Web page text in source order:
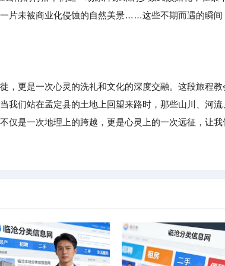
片未被商业化侵蚀的自然美景……这些不期而遇的瞬间
，更是一次心灵的洗礼和文化的深度交融。这段旅程教
们站在孟定县的土地上回望来路时，那些山川、河流
仅是一次地理上的跨越，更是心灵上的一次远征，让我